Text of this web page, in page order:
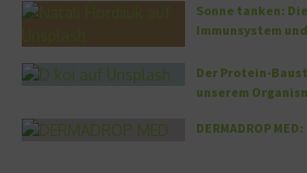
Sonne tanken:
Immunsystem
Der Protein-
unserem
DERMADROP